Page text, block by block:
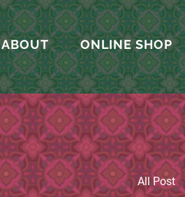
ABOUT ONLINE SHOP
All Post